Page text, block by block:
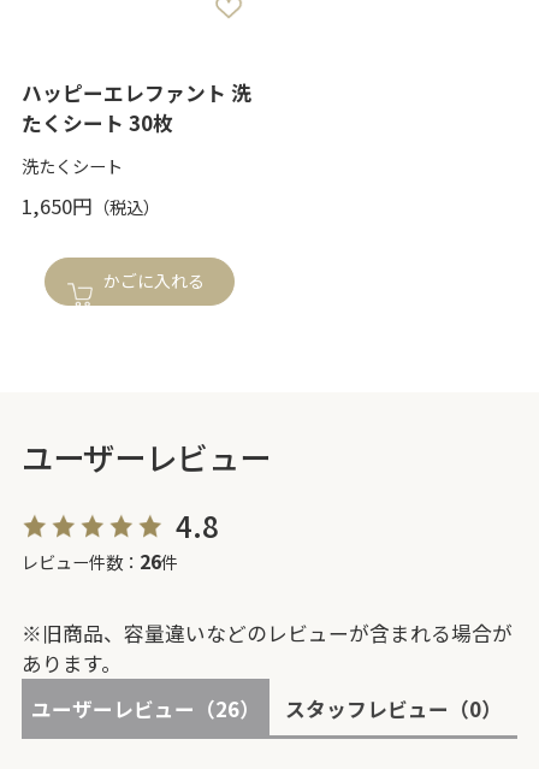
ハッピーエレファント 洗
たくシート 30枚
洗たくシート
1,650円
かごに入れる
ユーザーレビュー
4.8
レビュー件数： 26件
※旧商品、容量違いなどのレビューが含まれる場合が
あります。
ユーザーレビュー （26） スタッフレビュー （0）